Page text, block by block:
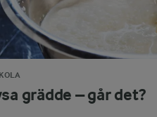
grädde – går det?